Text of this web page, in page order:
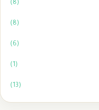
(8)
(8)
(6)
(1)
(13)